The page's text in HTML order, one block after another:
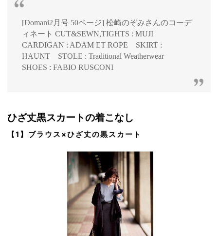
[Domani2月号 50ページ] 松崎のぞみさんのコーデ
ィネート CUT&SEWN,TIGHTS : MUJI
CARDIGAN : ADAM ET ROPE SKIRT :
HAUNT STOLE : Traditional Weatherwear
SHOES : FABIO RUSCONI
ひざ丈黒スカートの着こなし
【1】ブラウス×ひざ丈の黒スカート